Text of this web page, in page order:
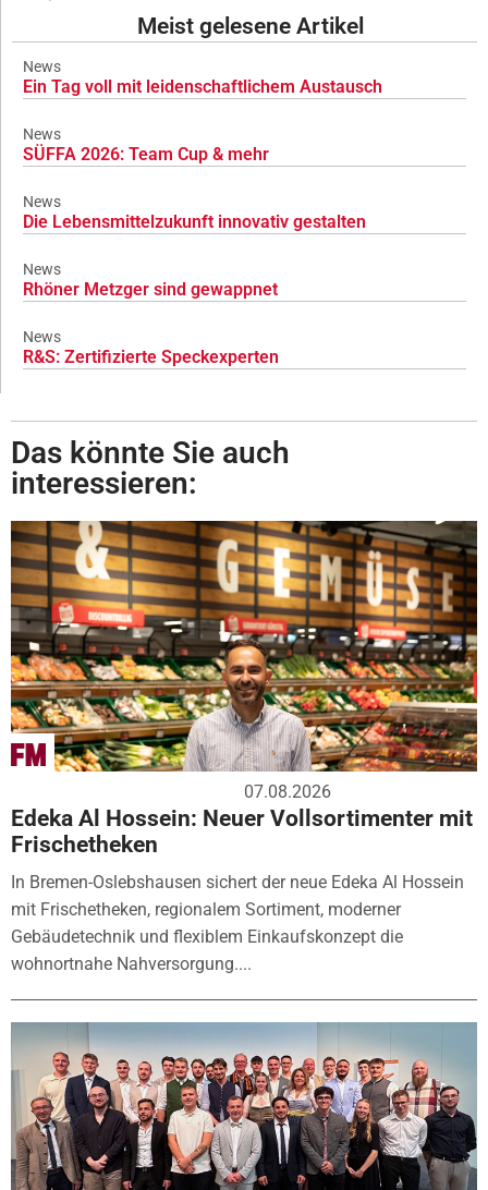
Meist gelesene Artikel
News
Ein Tag voll mit leidenschaftlichem Austausch
News
SÜFFA 2026: Team Cup & mehr
News
Die Lebensmittelzukunft innovativ gestalten
News
Rhöner Metzger sind gewappnet
News
R&S: Zertifizierte Speckexperten
Das könnte Sie auch
interessieren:
07.08.2026
Edeka Al Hossein: Neuer Vollsortimenter mit
Frischetheken
In Bremen-Oslebshausen sichert der neue Edeka Al Hossein
mit Frischetheken, regionalem Sortiment, moderner
Gebäudetechnik und flexiblem Einkaufskonzept die
wohnortnahe Nahversorgung....